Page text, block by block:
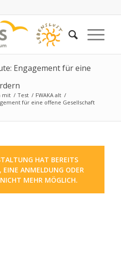
Engagement für eine
mit / Test / FWAKA alt /
für eine offene Gesellschaft
HAT BEREITS
EINE ANMELDUNG ODER
MEHR MÖGLICH.